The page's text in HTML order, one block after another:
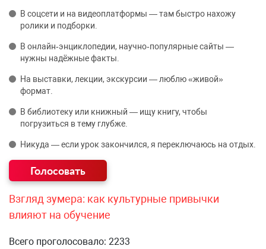
В соцсети и на видеоплатформы — там быстро нахожу
ролики и подборки.
В онлайн‑энциклопедии, научно‑популярные сайты —
нужны надёжные факты.
На выставки, лекции, экскурсии — люблю «живой»
формат.
В библиотеку или книжный — ищу книгу, чтобы
погрузиться в тему глубже.
Никуда — если урок закончился, я переключаюсь на отдых.
Взгляд зумера: как культурные привычки
влияют на обучение
Всего проголосовало: 2233